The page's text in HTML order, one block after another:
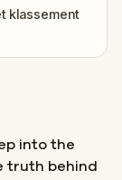
klassement
into the
truth behind